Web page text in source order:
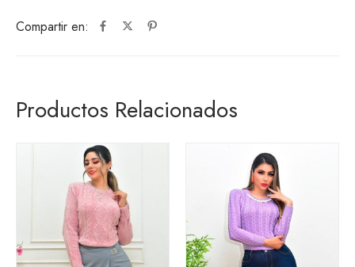
Compartir en:
Productos Relacionados